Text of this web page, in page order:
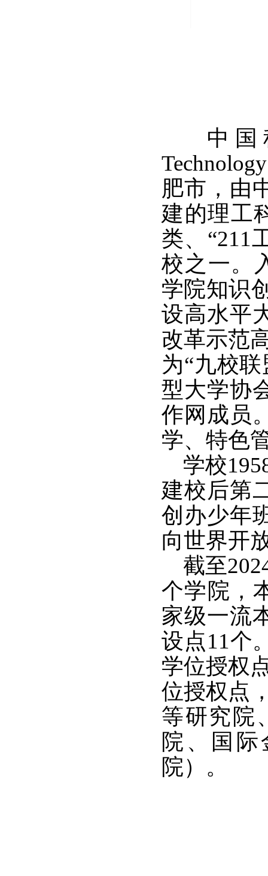
中国科
肥市，由
建的理工
类、“211
校之一。
学院知识
设高水平
改革示范
为“九校
型大学协
作网成员
学、特色
学校
建校后第
创办少年
向世界开
截至
个学院，
家级一流
设点11个
学位授权
位授权点
等研究院
院、国
院）。